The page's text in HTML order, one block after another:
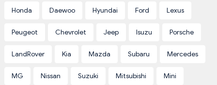
Honda Daewoo Hyundai Ford Lexus
Peugeot Chevrolet Jeep Isuzu Porsche
LandRover Kia Mazda Subaru Mercedes
MG Nissan Suzuki Mitsubishi Mini